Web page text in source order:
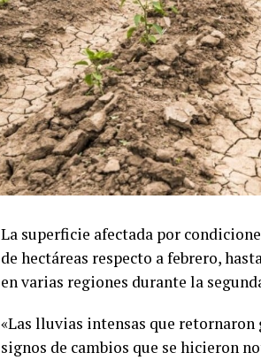
La superficie afectada por
de hectáreas respecto a febrero,
en varias regiones durante la
«Las lluvias intensas que
signos de cambios que se hicieron